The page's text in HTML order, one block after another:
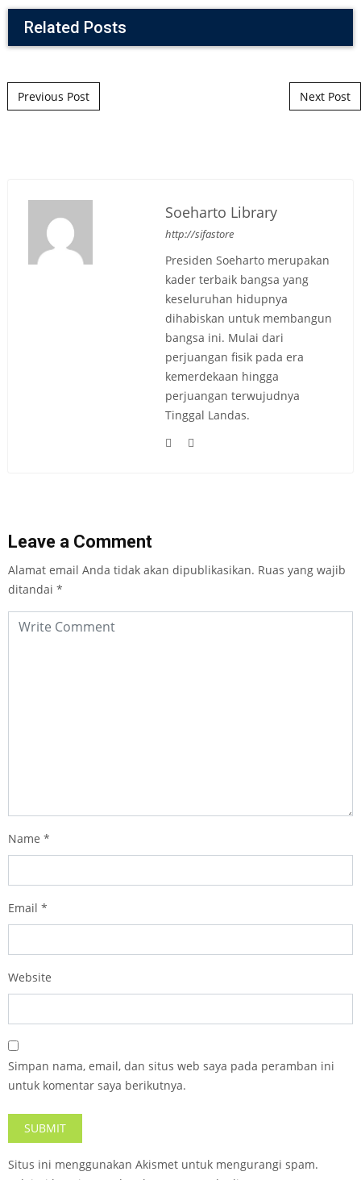
Related Posts
Post navigation
Previous Post Next Post
Soeharto Library
http://sifastore
Presiden Soeharto merupakan
kader terbaik bangsa yang
keseluruhan hidupnya
dihabiskan untuk membangun
bangsa ini. Mulai dari
perjuangan fisik pada era
kemerdekaan hingga
perjuangan terwujudnya
Tinggal Landas.
Leave a Comment
Alamat email Anda tidak akan dipublikasikan. Ruas yang wajib
ditandai *
Name *
Email *
Website
Simpan nama, email, dan situs web saya pada peramban ini
untuk komentar saya berikutnya.
Situs ini menggunakan Akismet untuk mengurangi spam.